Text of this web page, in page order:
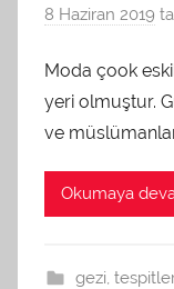
8 Haziran 2019
Moda çook
yeri olmuştur.
ve
Okumaya
gezi,